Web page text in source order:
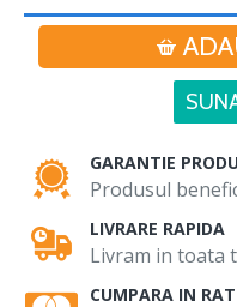
GARANTIE
Produsul
LIVRARE RAPIDA
Livram in toata
CUMPARA IN